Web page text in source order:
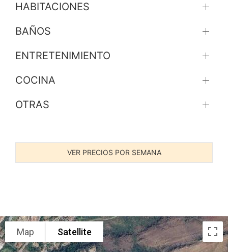
HABITACIONES
BAÑOS
ENTRETENIMIENTO
COCINA
OTRAS
VER PRECIOS POR SEMANA
Map Satellite